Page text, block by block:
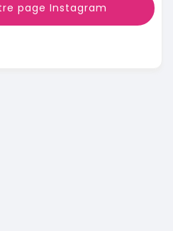
page Instagram